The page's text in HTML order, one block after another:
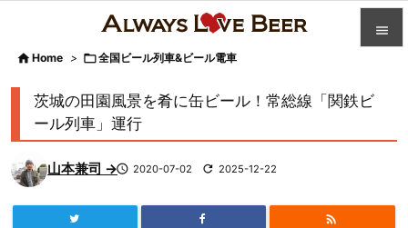



 Home > 全国ビール列車&ビール電車
茨城の田園風景を肴に缶ビール！常総線「関鉄ビ
ール列車」運行
山本兼司 → 2020-07-02  2025-12-22
